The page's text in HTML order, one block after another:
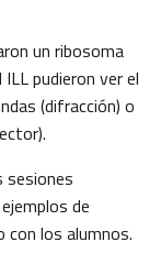
un ribosoma
pudieron ver el
(difracción) o
sesiones
de
con los alumnos.